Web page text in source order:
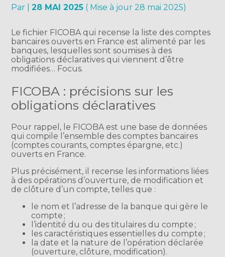
Par |28 MAI 2025 ( Mise à jour 28 mai 2025)
Le fichier FICOBA qui recense la liste des comptes
bancaires ouverts en France est alimenté par les
banques, lesquelles sont soumises à des
obligations déclaratives qui viennent d’être
modifiées… Focus.
FICOBA : précisions sur les
obligations déclaratives
Pour rappel, le FICOBA est une base de données
qui compile l’ensemble des comptes bancaires
(comptes courants, comptes épargne, etc.)
ouverts en France.
Plus précisément, il recense les informations liées
à des opérations d’ouverture, de modification et
de clôture d’un compte, telles que :
le nom et l’adresse de la banque qui gère le
compte ;
l’identité du ou des titulaires du compte ;
les caractéristiques essentielles du compte ;
la date et la nature de l’opération déclarée
(ouverture, clôture, modification).